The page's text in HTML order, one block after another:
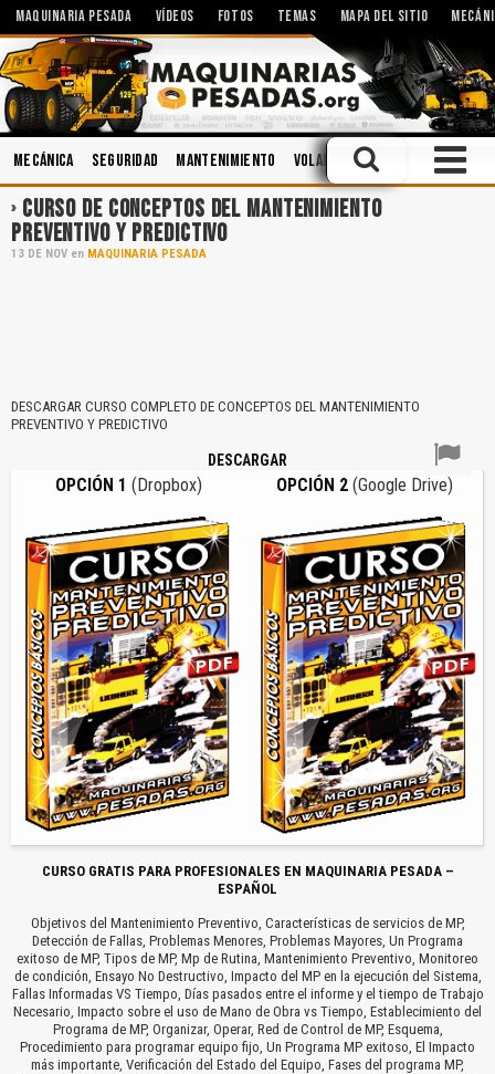
MAQUINARIA PESADA VÍDEOS FOTOS TEMAS MAPA DEL SITIO
Mecánica Seguridad Mantenimiento Voladura Hidráulica
CURSO DE CONCEPTOS DEL MANTENIMIENTO
PREVENTIVO Y PREDICTIVO
13 DE NOV en MAQUINARIA PESADA
DESCARGAR CURSO COMPLETO DE CONCEPTOS DEL MANTENIMIENTO
PREVENTIVO Y PREDICTIVO
DESCARGAR
OPCIÓN 1 (Dropbox) OPCIÓN 2 (Google Drive)
CURSO GRATIS PARA PROFESIONALES EN MAQUINARIA PESADA –
ESPAÑOL
Objetivos del Mantenimiento Preventivo, Características de servicios de MP,
Detección de Fallas, Problemas Menores, Problemas Mayores, Un Programa
exitoso de MP, Tipos de MP, Mp de Rutina, Mantenimiento Preventivo, Monitoreo
de condición, Ensayo No Destructivo, Impacto del MP en la ejecución del Sistema,
Fallas Informadas VS Tiempo, Días pasados entre el informe y el tiempo de Trabajo
Necesario, Impacto sobre el uso de Mano de Obra vs Tiempo, Establecimiento del
Programa de MP, Organizar, Operar, Red de Control de MP, Esquema,
Procedimiento para programar equipo fijo, Un Programa MP exitoso, El Impacto
más importante, Verificación del Estado del Equipo, Fases del programa MP,